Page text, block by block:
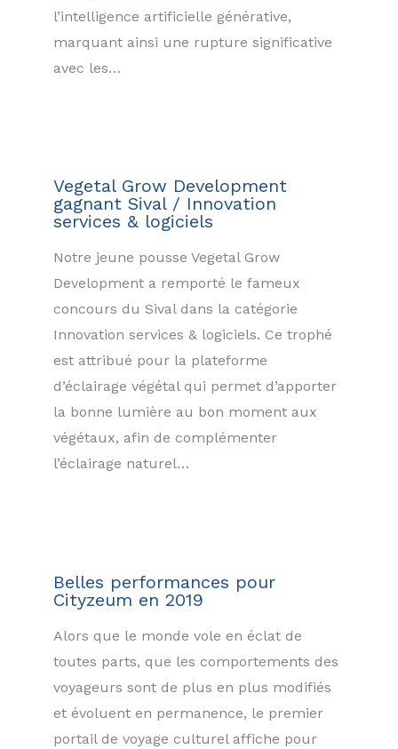
l’intelligence artificielle générative,
marquant ainsi une rupture significative
avec les…
Vegetal Grow Development
gagnant Sival / Innovation
services & logiciels
Notre jeune pousse Vegetal Grow
Development a remporté le fameux
concours du Sival dans la catégorie
Innovation services & logiciels. Ce trophé
est attribué pour la plateforme
d’éclairage végétal qui permet d’apporter
la bonne lumière au bon moment aux
végétaux, afin de complémenter
l’éclairage naturel…
Belles performances pour
Cityzeum en 2019
Alors que le monde vole en éclat de
toutes parts, que les comportements des
voyageurs sont de plus en plus modifiés
et évoluent en permanence, le premier
portail de voyage culturel affiche pour